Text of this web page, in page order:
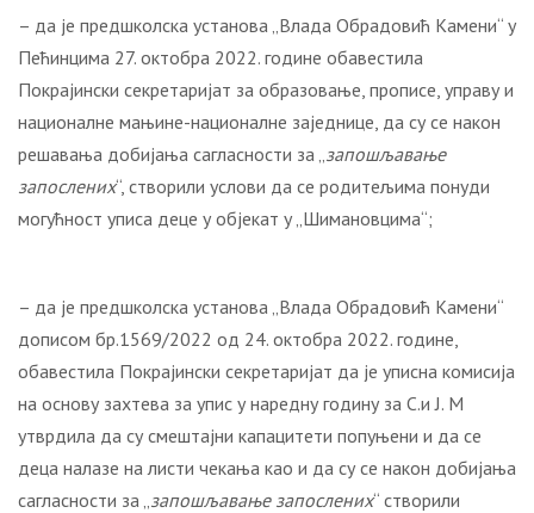
– да је предшколска установа „Влада Обрадовић Камени“ у
Пећинцима 27. октобра 2022. године обавестила
Покрајински секретаријат за образовање, прописе, управу и
националне мањине-националне заједнице, да су се након
решавања добијања сагласности за „запошљавање
запослених“, створили услови да се родитељима понуди
могућност уписа деце у објекат у „Шимановцима“;
– да је предшколска установа „Влада Обрадовић Камени“
дописом бр.1569/2022 од 24. октобра 2022. године,
обавестила Покрајински секретаријат да је уписна комисија
на основу захтева за упис у наредну годину за С.и Ј. М
утврдила да су смештајни капацитети попуњени и да се
деца налазе на листи чекања као и да су се након добијања
сагласности за „запошљавање запослених“ створили